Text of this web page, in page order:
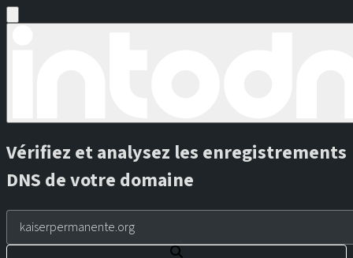
Vérifiez et analysez les enregistrements
DNS de votre domaine